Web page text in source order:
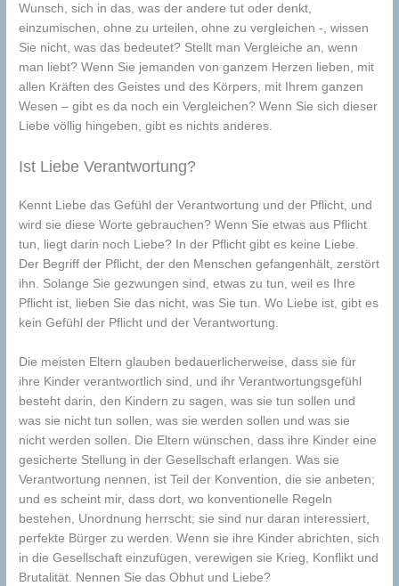
Wunsch, sich in das, was der andere tut oder denkt,
einzumischen, ohne zu urteilen, ohne zu vergleichen -, wissen
Sie nicht, was das bedeutet? Stellt man Vergleiche an, wenn
man liebt? Wenn Sie jemanden von ganzem Herzen lieben, mit
allen Kräften des Geistes und des Körpers, mit Ihrem ganzen
Wesen – gibt es da noch ein Vergleichen? Wenn Sie sich dieser
Liebe völlig hingeben, gibt es nichts anderes.
Ist Liebe Verantwortung?
Kennt Liebe das Gefühl der Verantwortung und der Pflicht, und
wird sie diese Worte gebrauchen? Wenn Sie etwas aus Pflicht
tun, liegt darin noch Liebe? In der Pflicht gibt es keine Liebe.
Der Begriff der Pflicht, der den Menschen gefangenhält, zerstört
ihn. Solange Sie gezwungen sind, etwas zu tun, weil es Ihre
Pflicht ist, lieben Sie das nicht, was Sie tun. Wo Liebe ist, gibt es
kein Gefühl der Pflicht und der Verantwortung.
Die meisten Eltern glauben bedauerlicherweise, dass sie für
ihre Kinder verantwortlich sind, und ihr Verantwortungsgefühl
besteht darin, den Kindern zu sagen, was sie tun sollen und
was sie nicht tun sollen, was sie werden sollen und was sie
nicht werden sollen. Die Eltern wünschen, dass ihre Kinder eine
gesicherte Stellung in der Gesellschaft erlangen. Was sie
Verantwortung nennen, ist Teil der Konvention, die sie anbeten;
und es scheint mir, dass dort, wo konventionelle Regeln
bestehen, Unordnung herrscht; sie sind nur daran interessiert,
perfekte Bürger zu werden. Wenn sie ihre Kinder abrichten, sich
in die Gesellschaft einzufügen, verewigen sie Krieg, Konflikt und
Brutalität. Nennen Sie das Obhut und Liebe?